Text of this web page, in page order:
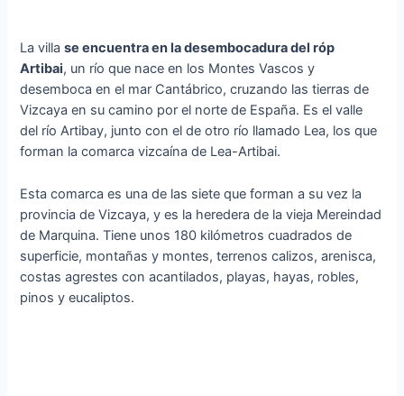
La villase encuentra en la desembocadura del róp
Artibai, un río que nace en los Montes Vascos y
desemboca en el mar Cantábrico, cruzando las tierras de
Vizcaya en su camino por el norte de España. Es el valle
del río Artibay, junto con el de otro río llamado Lea, los que
forman la comarca vizcaína de Lea-Artibai.
Esta comarca es una de las siete que forman a su vez la
provincia de Vizcaya, y es la heredera de la vieja Mereindad
de Marquina. Tiene unos 180 kilómetros cuadrados de
superficie, montañas y montes, terrenos calizos, arenisca,
costas agrestes con acantilados, playas, hayas, robles,
pinos y eucaliptos.